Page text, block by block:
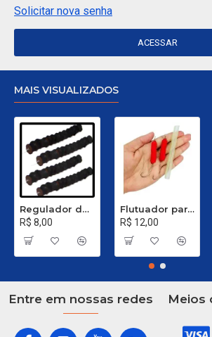
Solicitar nova senha
ACESSAR
MAIS VISUALIZADOS
Regulador de Chumbada STOP Nº 1
R$ 8,00
Flutuador para Salsicha Nº 9
R$ 12,00
Entre em nossas redes Meios